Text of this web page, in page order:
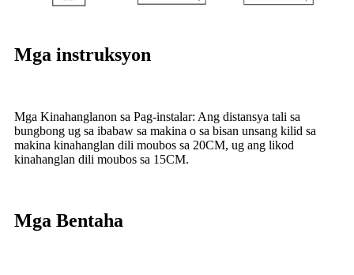
Mga instruksyon
Mga Kinahanglanon sa Pag-instalar: Ang distansya tali sa
bungbong ug sa ibabaw sa makina o sa bisan unsang kilid sa
makina kinahanglan dili moubos sa 20CM, ug ang likod
kinahanglan dili moubos sa 15CM.
Mga Bentaha